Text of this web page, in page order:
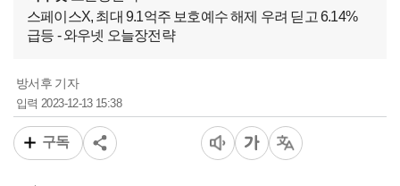
스페이스X, 최대 9.1억주 보호예수 해제 우려 딛고 6.14%
급등 - 와우넷 오늘장전략
방서후 기자
입력 2023-12-13 15:38
구독